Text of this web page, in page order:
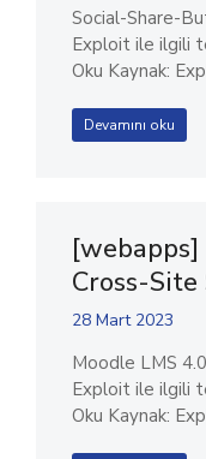
Social-Share-
Exploit ile ilgili
Oku Kaynak:
Devamını oku
[webapps]
Cross-Site
28 Mart 2023
Moodle LMS
Exploit ile ilgili
Oku Kaynak: